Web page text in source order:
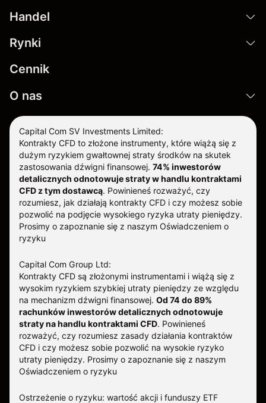
Handel
Rynki
Cennik
O nas
Capital Com SV Investments Limited:
Kontrakty CFD to złożone instrumenty, które wiążą się z
dużym ryzykiem gwałtownej straty środków na skutek
zastosowania dźwigni finansowej. 74% inwestorów
detalicznych odnotowuje straty w handlu kontraktami
CFD z tym dostawcą. Powinieneś rozważyć, czy
rozumiesz, jak działają kontrakty CFD i czy możesz sobie
pozwolić na podjęcie wysokiego ryzyka utraty pieniędzy.
Prosimy o zapoznanie się z naszym Oświadczeniem o
ryzyku
Capital Com Group Ltd:
Kontrakty CFD są złożonymi instrumentami i wiążą się z
wysokim ryzykiem szybkiej utraty pieniędzy ze względu
na mechanizm dźwigni finansowej. Od 74 do 89%
rachunków inwestorów detalicznych odnotowuje
straty na handlu kontraktami CFD. Powinieneś
rozważyć, czy rozumiesz zasady działania kontraktów
CFD i czy możesz sobie pozwolić na wysokie ryzyko
utraty pieniędzy. Prosimy o zapoznanie się z naszym
Oświadczeniem o ryzyku
Ostrzeżenie o ryzyku: wartość akcji i funduszy ETF